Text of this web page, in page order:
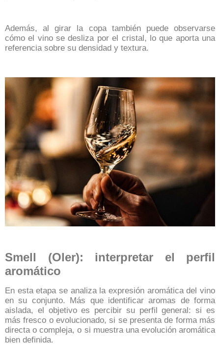
Además, al girar la copa también puede observarse
cómo el vino se desliza por el cristal, lo que aporta una
referencia sobre su densidad y textura.
Smell (Oler): interpretar el perfil
aromático
En esta etapa se analiza la expresión aromática del vino
en su conjunto. Más que identificar aromas de forma
aislada, el objetivo es percibir su perfil general: si es
más fresco o evolucionado, si se presenta de forma más
directa o compleja, o si muestra una evolución aromática
bien definida.